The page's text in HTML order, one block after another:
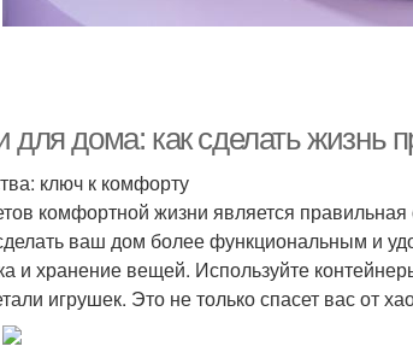
дома: как сделать жизнь
ключ к комфорту
комфортной жизни является
ваш дом более функциональным и
и хранение вещей. Используйте
игрушек. Это не только спасет вас от